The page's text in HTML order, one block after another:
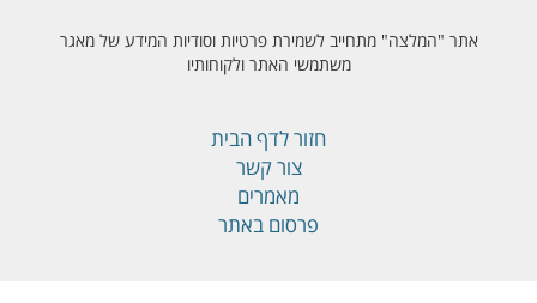
אתר "המלצה" מתחייב לשמירת פרטיות וסודיות המידע של מאגר
משתמשי האתר ולקוחותיו
חזור לדף הבית
צור קשר
מאמרים
פרסום באתר